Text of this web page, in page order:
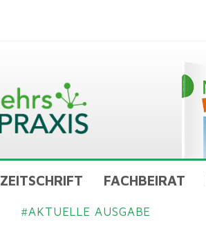
ZEITSCHRIFT FACHBEIRAT
#AKTUELLE AUSGABE